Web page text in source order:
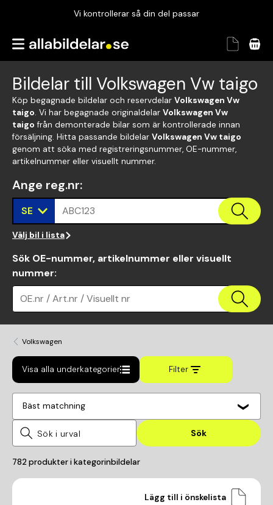
Vi kontrollerar så din del passar
Garanterad passform
Vi kontrollerar så din del passar
Bildelar till Volkswagen Vw taigo
Köp begagnade bildelar och reservdelar Volkswagen Vw
taigo. Vi har begagnade originaldelar Volkswagen Vw
taigo från demonterade bilar som är kontrollerade innan
försäljning. Hitta passande bildelar Volkswagen Vw taigo
genom att söka med registreringsnummer, OE-nummer,
artikelnummer eller visuellt nummer.
Ange reg.nr:
SE ABC123
Välj bil i lista
Sök OE-nummer, artikelnummer eller visuellt
nummer:
OE.nr / Art.nr / Visuellt nr
Volkswagen
Visa alla underkategorier Filter
Bäst matchning
Sök
782 produkter i kategorinbildelar
Lägg till i önskelista